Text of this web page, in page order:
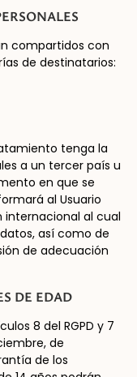
compartidos con
de destinatarios:
tenga la
a un tercer país u
en que se
al Usuario
internacional al cual
así como de
de adecuación
DE EDAD
8 del RGPD y 7
de
de los